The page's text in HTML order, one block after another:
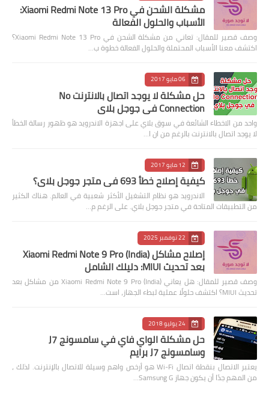
مشكلة الشحن في Xiaomi Redmi Note 13 Pro:
الأسباب والحلول الفعالة
وصف قصير للمقال: تعاني من مشكلة الشحن في Xiaomi Redmi Note 13 Pro؟
اكتشف معنا الأسباب المحتملة والحلول الفعالة خطوة ب…
06 مايو 2017
حل مشكلة لا يوجد اتصال بالانترنت No
Connection في جوجل بلاي
واحد من الاخطاء الشائعة في سوق بلاي على اجهزة الاندرويد هو ظهور رسالة الخطأ
لا يوجد اتصال بالانترنت بالرغم من ان ا…
12 مايو 2017
كيفية إصلاح خطأ 693 في متجر جوجل بلاي؟
الاندرويد هو نظام التشغيل الأكثر شعبية في العالم. هناك الكثير
من التطبيقات المتاحة في متجر جوجل بلاي. على الرغم م…
22 نوفمبر 2025
إصلاح مشاكل Xiaomi Redmi Note 9 Pro (India)
بعد تحديث MIUI: دليلك الشامل
وصف قصير للمقال: هل يعاني Xiaomi Redmi Note 9 Pro (India) من مشاكل بعد
تحديث MIUI؟ اكتشف حلولًا عملية لبطء الجهاز، است…
24 يوليو 2018
حل مشكلة الواي فاي في سامسونج J7
وسامسونج J7 برايم
يعتبر الاتصال بنقطة اتصال Wi-Fi هو أرخص واهم وسيلة للاتصال بالإنترنت. لذلك ،
من المهم جدًا أن يكون جهاز Samsung G…